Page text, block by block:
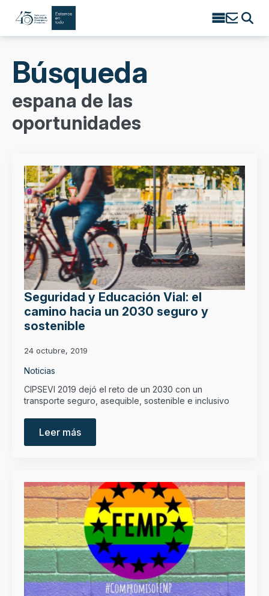
Search
Búsqueda
espana de las
oportunidades
Seguridad y Educación Vial: el
camino hacia un 2030 seguro y
sostenible
24 octubre, 2019
Noticias
CIPSEVI 2019 dejó el reto de un 2030 con un
transporte seguro, asequible, sostenible e inclusivo
Leer más